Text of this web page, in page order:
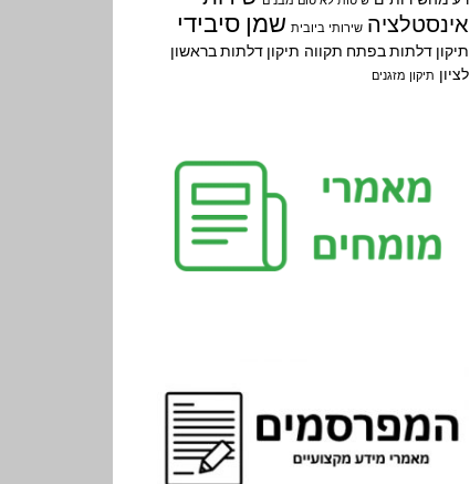
אינסטלציה שירותי ביובית שמן סיבידי
תיקון דלתות בפתח תקווה תיקון דלתות בראשון
לציון תיקון מזגנים